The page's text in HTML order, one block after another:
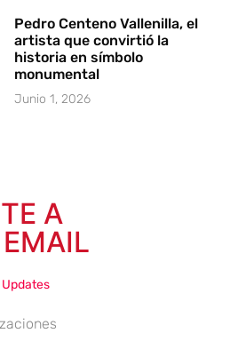
Pedro Centeno Vallenilla, el
artista que convirtió la
historia en símbolo
monumental
Junio 1, 2026
A